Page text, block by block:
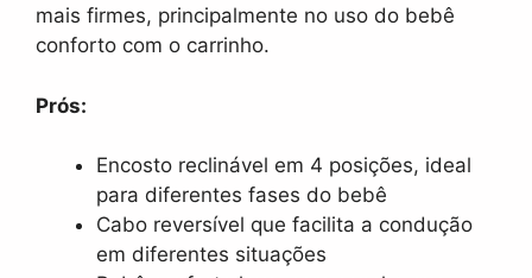
mais firmes, principalmente no uso do bebê
conforto com o carrinho.
Prós:
Encosto reclinável em 4 posições, ideal
para diferentes fases do bebê
Cabo reversível que facilita a condução
em diferentes situações